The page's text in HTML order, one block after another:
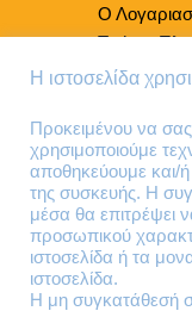
Ο
Τρόποι
Τρόποι
210 41 13
210 41 13
Διεύθυνση
Η ιστοσελίδα
Προκειμένου να
χρησιμοποιούμε
αποθηκεύουμε και/
της συσκευής. Η
μέσα θα επιτρέψει
προσωπικού
ιστοσελίδα ή τα
ιστοσελίδα.
Η μη συγκατάθεσή